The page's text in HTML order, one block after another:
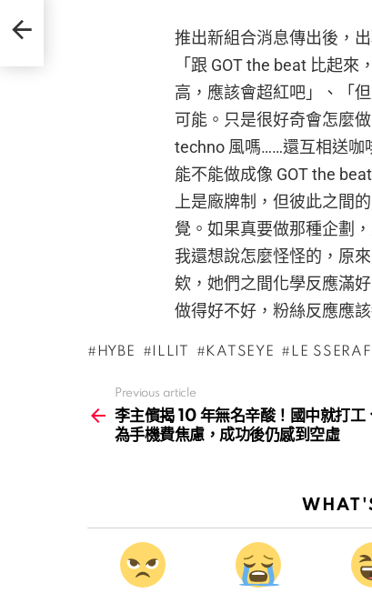
推出新組合消息傳出後，
「跟 GOT the beat 比起
高，應該會超紅吧」、「
可能。只是很好奇會怎麼
techno 風嗎……還互相送咖
能不能做成像 GOT the
上是廠牌制，但彼此之間
覺。如果真要做那種企劃
我還想說怎麼怪怪的，原
欸，她們之間化學反應滿
做得好不好，粉絲反應應
HYBE ILLIT KATSEYE LE
more
Previous article
李主儐揭 10 年無名辛酸！國中就打工
為手機費焦慮，成功後仍感到空虛
為